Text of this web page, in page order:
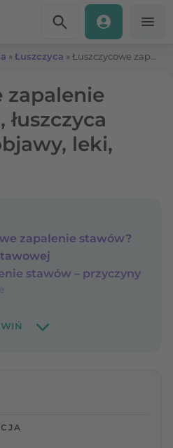
» Łuszczyca »
zapalenie
leki,
zapalenie stawów?
stawów – przyczyny